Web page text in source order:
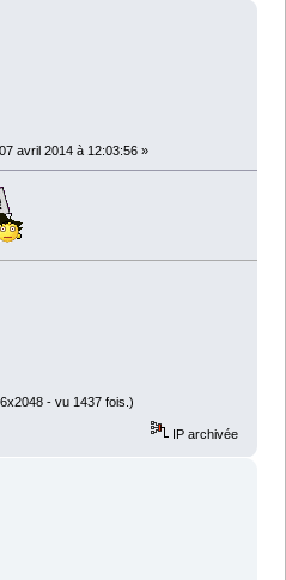
07 avril 2014 à 12:03:56 »
- vu 1437 fois.)
IP archivée